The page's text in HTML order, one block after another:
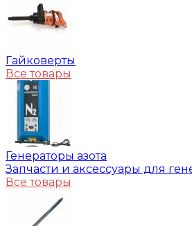
Гайковерты
Все товары
Генераторы азота
Запчасти и аксессуары для
Все товары